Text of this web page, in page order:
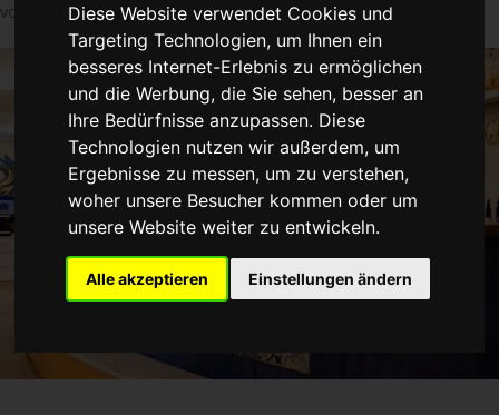
Diese Website verwendet Cookies und
Targeting Technologien, um Ihnen ein
besseres Internet-Erlebnis zu ermöglichen
und die Werbung, die Sie sehen, besser an
Ihre Bedürfnisse anzupassen. Diese
Technologien nutzen wir außerdem, um
Ergebnisse zu messen, um zu verstehen,
woher unsere Besucher kommen oder um
unsere Website weiter zu entwickeln.
Alle akzeptieren Einstellungen ändern
von Schmetterling Administrator|Aug. 2, 2017